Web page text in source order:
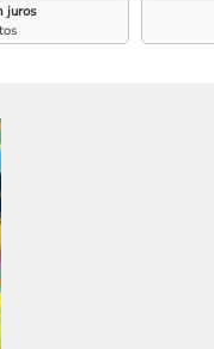
juros